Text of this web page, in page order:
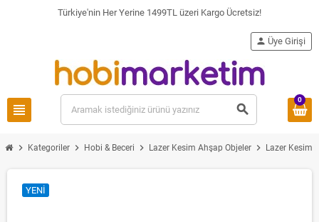
Türkiye'nin Her Yerine 1499TL üzeri Kargo Ücretsiz!
view_headline search
person Üye Girişi
0
chevron_right Kategoriler chevron_right Hobi & Beceri chevron_right Lazer Kesim Ahşap Objeler chevron_right Lazer Kesim
YENI